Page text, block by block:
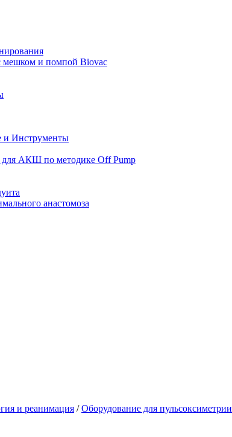
мешком и помпой Biovac
и Инструменты
для АКШ по методике Off Pump
анастомоза
и реанимация /Оборудование для пульсоксиметрии